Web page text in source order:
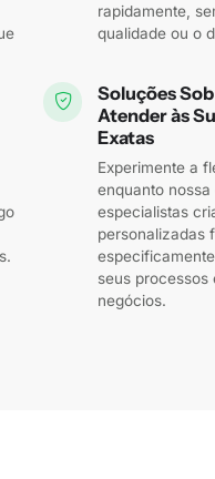
rapidamente,
qualidade ou o
Soluções
Atender às
Exatas
Experimente a
enquanto nossa
especialistas
personalizadas
seus processos
negócios.